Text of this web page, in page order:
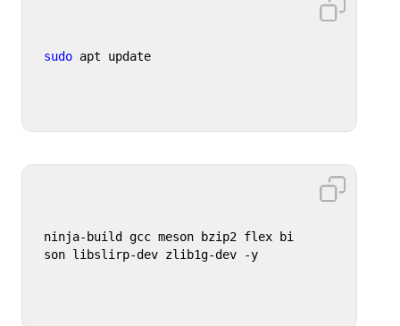
sudo apt update
ninja-build gcc meson bzip2 flex bi
son libslirp-dev zlib1g-dev -y